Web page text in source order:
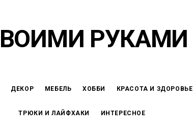
ДЕКОР МЕБЕЛЬ ХОББИ КРАСОТА И ЗДОРОВЬЕ
ТРЮКИ И ЛАЙФХАКИ ИНТЕРЕСНОЕ